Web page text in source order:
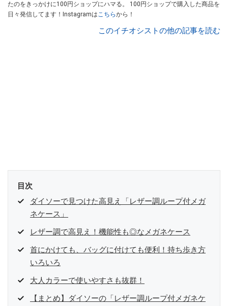
たのをきっかけに100円ショップにハマる。 100円ショップで購入した商品を
日々発信してます！Instagramはこちらから！
このイチオシストの他の記事を読む
目次
ダイソーで見つけた高見え「レザー調ループ付メガ
ネケース」
レザー調で高見え！機能性も◎なメガネケース
首にかけても、バッグに付けても便利！持ち歩き方
いろいろ
大人カラーで使いやすさも抜群！
【まとめ】ダイソーの「レザー調ループ付メガネケ